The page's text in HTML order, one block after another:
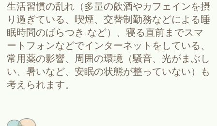
生活習慣の乱れ（多量の飲酒やカフェインを摂
り過ぎている、喫煙、交替制勤務などによる睡
眠時間のばらつき など）、寝る直前までスマ
ートフォンなどでインターネットをしている、
常用薬の影響、周囲の環境（騒音、光がまぶし
い、暑いなど、安眠の状態が整っていない）も
考えられます。